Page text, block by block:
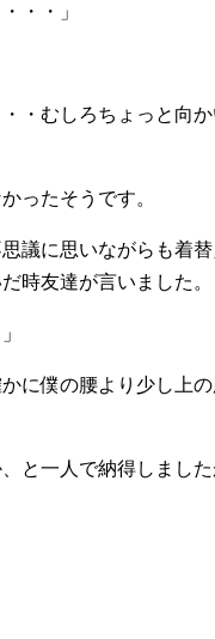
・・」
・むしろちょっと向か
ったそうです。
議に思いながらも着替
時友達が言いました。
に僕の腰より少し上
と一人で納得しまし